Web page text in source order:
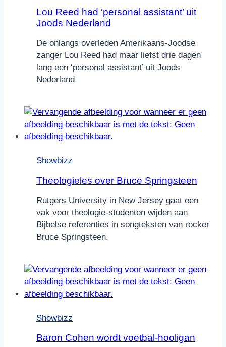
Lou Reed had ‘personal assistant’ uit
Joods Nederland
De onlangs overleden Amerikaans-Joodse
zanger Lou Reed had maar liefst drie dagen
lang een ‘personal assistant’ uit Joods
Nederland.
Showbizz
Theologieles over Bruce Springsteen
Rutgers University in New Jersey gaat een
vak voor theologie-studenten wijden aan
Bijbelse referenties in songteksten van rocker
Bruce Springsteen.
Showbizz
Baron Cohen wordt voetbal-hooligan